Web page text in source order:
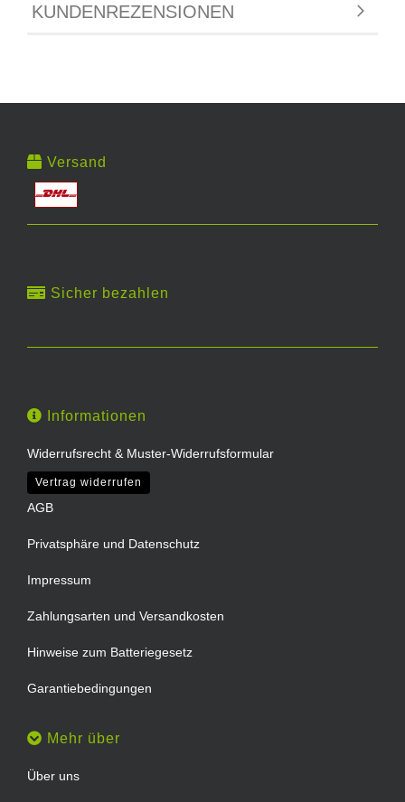
KUNDENREZENSIONEN
Versand
Sicher bezahlen
Informationen
Widerrufsrecht & Muster-Widerrufsformular
Vertrag widerrufen
AGB
Privatsphäre und Datenschutz
Impressum
Zahlungsarten und Versandkosten
Hinweise zum Batteriegesetz
Garantiebedingungen
Mehr über
Über uns